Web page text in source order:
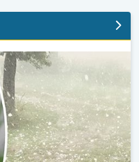
onweer treft steden. . .